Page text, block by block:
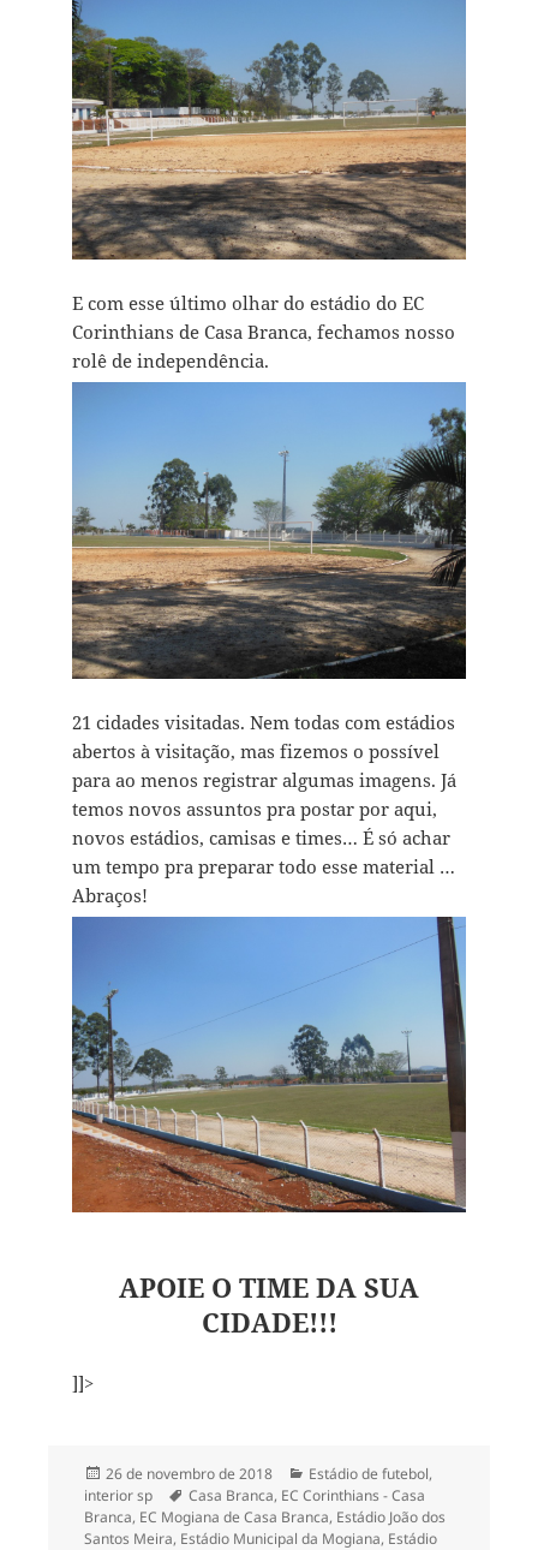
E com esse último olhar do estádio do EC
Corinthians de Casa Branca, fechamos nosso
rolê de independência.
21 cidades visitadas. Nem todas com estádios
abertos à visitação, mas fizemos o possível
para ao menos registrar algumas imagens. Já
temos novos assuntos pra postar por aqui,
novos estádios, camisas e times… É só achar
um tempo pra preparar todo esse material …
Abraços!
APOIE O TIME DA SUA
CIDADE!!!
]]>
Publicado
em
26 de novembro de 2018 Categorias
Estádio de futebol,
interior sp
Tags
Casa Branca, EC Corinthians - Casa
Branca, EC Mogiana de Casa Branca, Estádio João dos
Santos Meira, Estádio Municipal da Mogiana, Estádio